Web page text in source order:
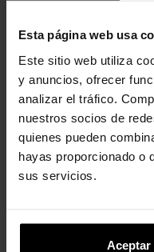
Esta página web usa
Este sitio web utiliza
y anuncios, ofrecer
analizar el tráfico.
nuestros socios de
quienes pueden
hayas proporcionado o
sus servicios.
Aceptar
Detalhes do Tamanco
Incrivelmente leve e
As aberturas de
Fácil de limpar e rápido
Tiras giratórias no
Personalizável com
Icônico Crocs Comfort™:
Clientes que